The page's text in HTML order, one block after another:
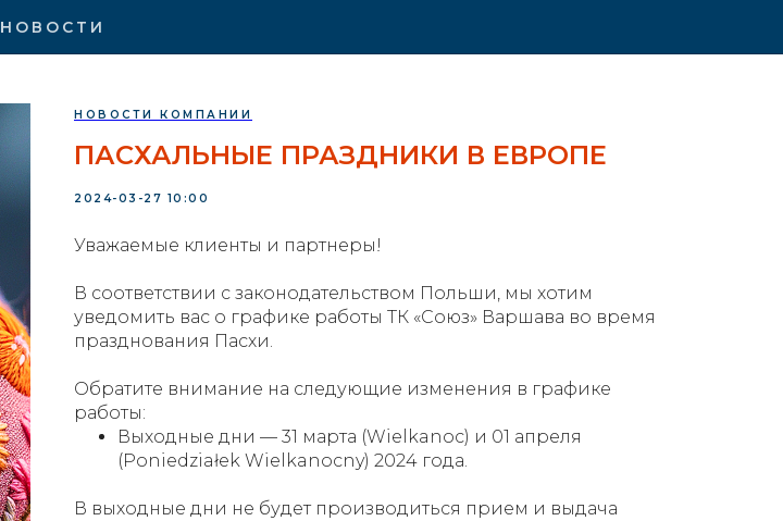
НОВОСТИ
НОВОСТИ КОМПАНИИ
ПАСХАЛЬНЫЕ ПРАЗДНИКИ В ЕВРОПЕ
2024-03-27 10:00
Уважаемые клиенты и партнеры!
В соответствии с законодательством Польши, мы хотим
уведомить вас о графике работы ТК «Союз» Варшава во время
празднования Пасхи.
Обратите внимание на следующие изменения в графике
работы:
Выходные дни — 31 марта (Wielkanoc) и 01 апреля
(Poniedziałek Wielkanocny) 2024 года.
В выходные дни не будет производиться прием и выдача